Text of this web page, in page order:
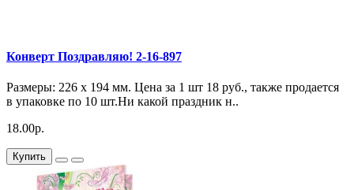
Конверт Поздравляю! 2-16-897
Размеры: 226 x 194 мм. Цена за 1 шт 18 руб., также продается
в упаковке по 10 шт.Ни какой праздник н..
18.00р.
Купить